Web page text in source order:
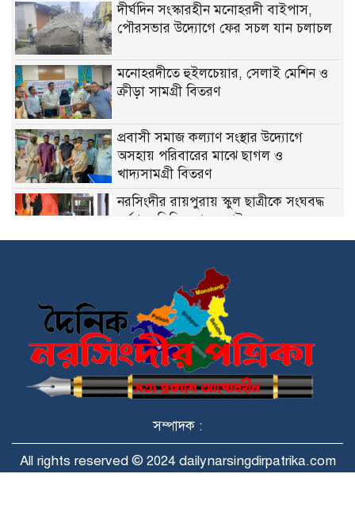
দীর্ঘদিন সংস্কারহীন মনোহরদী বাইপাস,
পৌরসভার উদ্যোগে ফের সচল যান চলাচল
মনোহরদীতে হুইলচেয়ার, সেলাই মেশিন ও
ক্রীড়া সামগ্রী বিতরণ
প্রবাসী সমাজ কল্যাণ সংস্থার উদ্যোগে
অসহায় পরিবারের মাঝে ছাগল ও
খাদ্যসামগ্রী বিতরণ
নরসিংদীর রায়পুরায় স্কুল ছাত্রীকে সংঘবদ্ধ
ধর্ষণ ও ভিডিও ধারন আটক ২
নরসিংদীতে স্কুলশিক্ষিকার বিরুদ্ধে অপপ্রচার ও
অর্থ দাবির অভিযোগ, তদন্তের দাবি স্থানীয়দের
সরোয়ার তুষার কে প্রধান করে এনসিপির
কেন্দ্রীয় মিডিয়া, প্রচার ও ব্র্যান্ডিং বিষয়ক উপ
কমিটি গঠন
নরসিংদীর বেলাবতে টানা বৃষ্টিতে মাটির
নিজের অধিকার কেউ দিবে না, আদায় করে
নিতে হবে- ড.মঈন খাঁন
সম্পাদক :
All rights reserved © 2024 dailynarsingdirpatrika.com